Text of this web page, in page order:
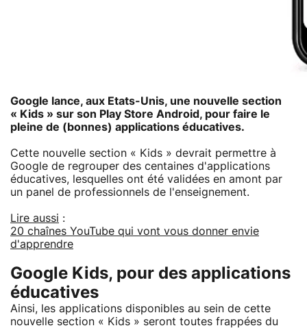
Google lance, aux Etats-Unis, une nouvelle section
« Kids » sur son Play Store Android, pour faire le
pleine de (bonnes) applications éducatives.
Cette nouvelle section « Kids » devrait permettre à
Google de regrouper des centaines d'applications
éducatives, lesquelles ont été validées en amont par
un panel de professionnels de l'enseignement.
Lire aussi :
20 chaînes YouTube qui vont vous donner envie
d'apprendre
Google Kids, pour des applications
éducatives
Ainsi, les applications disponibles au sein de cette
nouvelle section « Kids » seront toutes frappées du